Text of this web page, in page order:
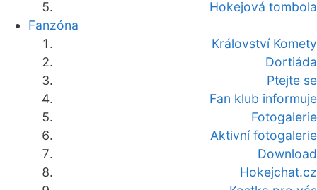
Hokejová tombola
Fanzóna
Království Komety
Dortiáda
Ptejte se
Fan klub informuje
Fotogalerie
Aktivní fotogalerie
Download
Hokejchat.cz